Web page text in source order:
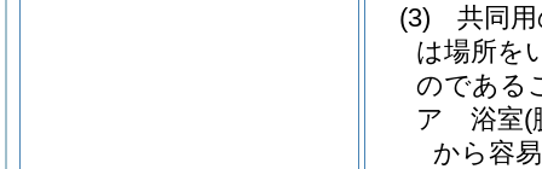
(3)
共同
は場所を
のである
ア
浴室(
から容